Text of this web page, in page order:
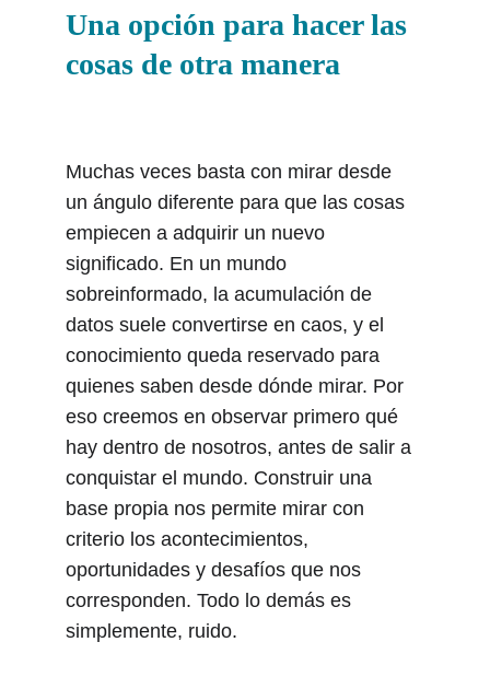
Muchas veces basta con mirar desde
un ángulo diferente para que las cosas
empiecen a adquirir un nuevo
significado. En un mundo
sobreinformado, la acumulación de
datos suele convertirse en caos, y el
conocimiento queda reservado para
quienes saben desde dónde mirar. Por
eso creemos en observar primero qué
hay dentro de nosotros, antes de salir a
conquistar el mundo. Construir una
base propia nos permite mirar con
criterio los acontecimientos,
oportunidades y desafíos que nos
corresponden. Todo lo demás es
simplemente, ruido.
Una opción para hacer las
cosas de otra manera